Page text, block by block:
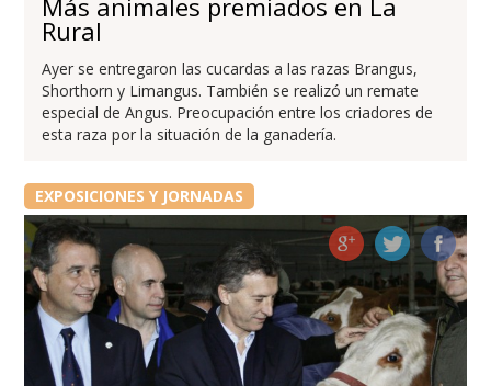
Más animales premiados en La
Rural
Ayer se entregaron las cucardas a las razas Brangus,
Shorthorn y Limangus. También se realizó un remate
especial de Angus. Preocupación entre los criadores de
esta raza por la situación de la ganadería.
EXPOSICIONES Y JORNADAS